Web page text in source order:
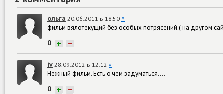
ольга 20.06.2011 в 18:50 #
фильм вялотекущий без особых потрясений.( на другом
0 + −
iv 28.09.2012 в 12:12 #
Нежный фильм. Есть о чем задуматься....
0 + −